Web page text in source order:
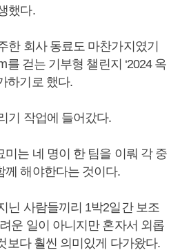
했다.
한 회사 동료도 마찬가지였기
를 걷는 기부형 챌린지 ‘2024 옥
하기로 했다.
기 작업에 들어갔다.
미는 네 명이 한 팀을 이뤄 각 중
께 해야한다는 것이다.
닌 사람들끼리 1박2일간 보조
운 일이 아니지만 혼자서 외롭
보다 훨씬 의미있게 다가왔다.